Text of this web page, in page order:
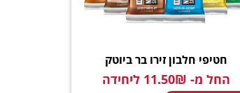
חטיפי חלבון זירו בר ביוטק
החל מ- 11.50₪ ליחידה